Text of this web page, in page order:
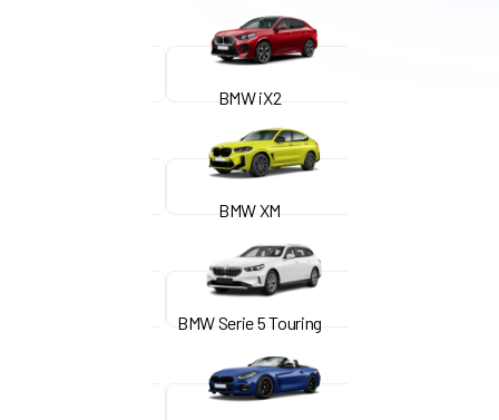
BMW iX2
BMW XM
BMW Serie 5 Touring